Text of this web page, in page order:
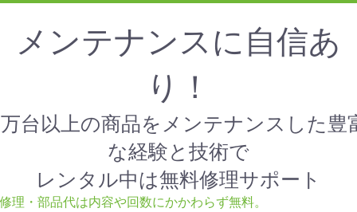
メンテナンスに自信あ
り！
台以上の商品をメンテナンスした豊
な経験と技術で
レンタル中は無料修理サポート
理・部品代は内容や回数にかかわらず無料。